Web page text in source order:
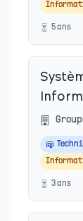
5ans
3ans